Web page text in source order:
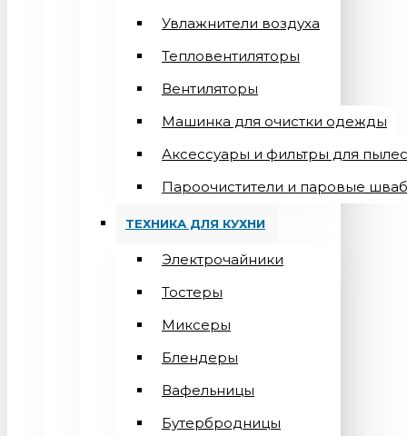
Увлажнители воздуха
Тепловентиляторы
Вентиляторы
Машинка для очистки одежды
Аксессуары и фильтры для
Пароочистители и паровые
ТЕХНИКА ДЛЯ КУХНИ
Электрочайники
Тостеры
Миксеры
Блендеры
Вафельницы
Бутербродницы